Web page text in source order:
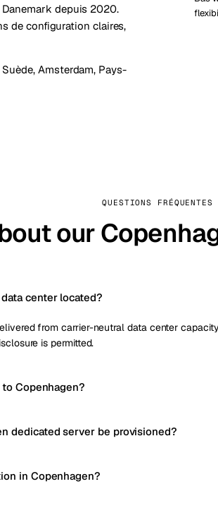
depuis 2020.
de configuration claires,
, Amsterdam, Pays-
QUESTIONS FRÉQUENTES
our
center located?
from carrier-neutral data center
is permitted.
Copenhagen?
dedicated server be provisioned?
in Copenhagen?